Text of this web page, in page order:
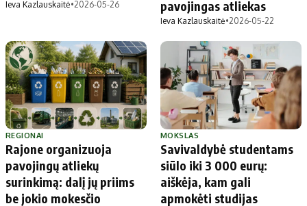
Ieva Kazlauskaitė•2026-05-26
pavojingas atliekas
Ieva Kazlauskaitė•2026-05-22
REGIONAI
Rajone organizuoja
pavojingų atliekų
surinkimą: dalį jų priims
be jokio mokesčio
MOKSLAS
Savivaldybė studentams
siūlo iki 3 000 eurų:
aiškėja, kam gali
apmokėti studijas